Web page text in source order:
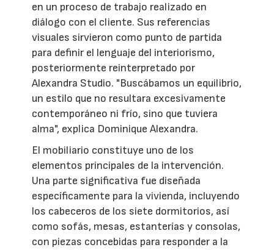
en un proceso de trabajo realizado en
diálogo con el cliente. Sus referencias
visuales sirvieron como punto de partida
para definir el lenguaje del interiorismo,
posteriormente reinterpretado por
Alexandra Studio. "Buscábamos un equilibrio,
un estilo que no resultara excesivamente
contemporáneo ni frío, sino que tuviera
alma", explica Dominique Alexandra.
El mobiliario constituye uno de los
elementos principales de la intervención.
Una parte significativa fue diseñada
específicamente para la vivienda, incluyendo
los cabeceros de los siete dormitorios, así
como sofás, mesas, estanterías y consolas,
con piezas concebidas para responder a la